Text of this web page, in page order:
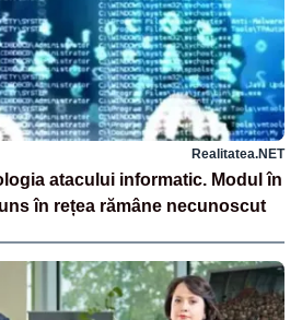
Realitatea.NET
atacului informatic. Modul în
în rețea rămâne necunoscut